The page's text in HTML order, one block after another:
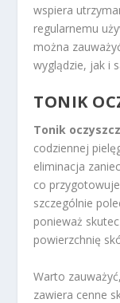
wspiera
regularnemu
można
wyglądzie, jak i
TONIK
Tonik
codziennej
eliminacja
co
szczególnie
ponieważ
powierzchnię
Warto
zawiera cenne